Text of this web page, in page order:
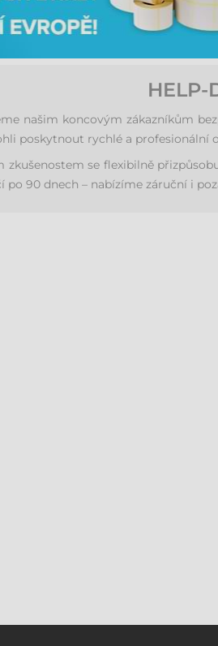
HELP-
našim koncovým zákazníkům
poskytnout rychlé a profesionální
zkušenostem se flexibilně
po 90 dnech – nabízíme záruční i